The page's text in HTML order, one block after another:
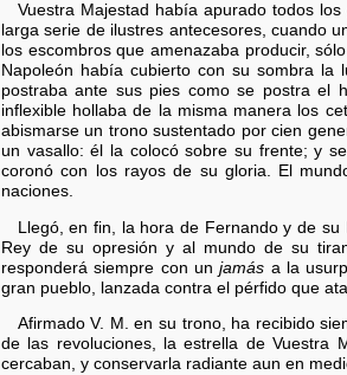
Vuestra Majestad había apurado todos
larga serie de ilustres antecesores, cuando
los escombros que amenazaba producir,
Napoleón había cubierto con su sombra la
postraba ante sus pies como se postra el
inflexible hollaba de la misma manera los
abismarse un trono sustentado por cien
un vasallo: él la colocó sobre su frente; y
coronó con los rayos de su gloria. El
naciones.
Llegó, en fin, la hora de Fernando y de
Rey de su opresión y al mundo de su
responderá siempre con unjamás a la
gran pueblo, lanzada contra el pérfido que
Afirmado V. M. en su trono, ha recibido
de las revoluciones, la estrella de Vuestra
cercaban, y conservarla radiante aun en